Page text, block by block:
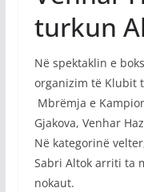
turkun
Në spektaklin e
organizim të Klubit
Mbrëmja e
Gjakova, Venhar
Në kategorinë
Sabri Altok arriti ta
nokaut.